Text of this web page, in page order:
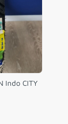
Indo CITY